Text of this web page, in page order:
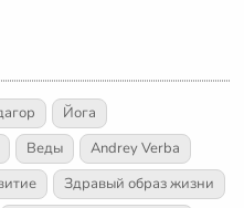
Йога
Веды
Andrey Verba
Здравый образ жизни